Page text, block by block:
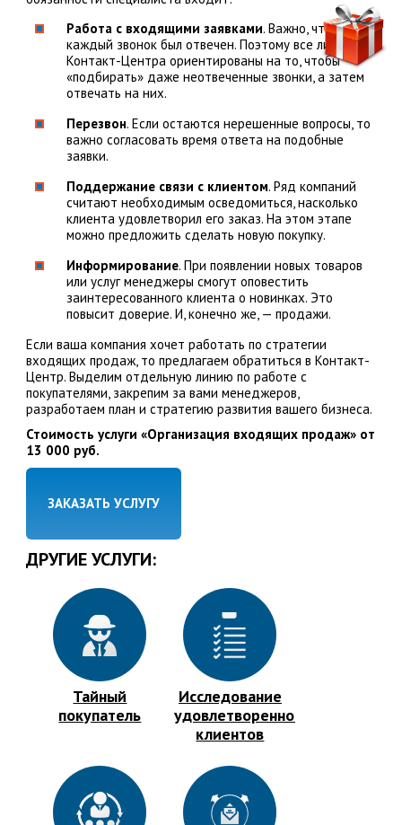
Работа с входящими заявками. Важно, чтобы
каждый звонок был отвечен. Поэтому все линии
Контакт-Центра ориентированы на то, чтобы
«подбирать» даже неотвеченные звонки, а затем
отвечать на них.
Перезвон. Если остаются нерешенные вопросы, то
важно согласовать время ответа на подобные
заявки.
Поддержание связи с клиентом. Ряд компаний
считают необходимым осведомиться, насколько
клиента удовлетворил его заказ. На этом этапе
можно предложить сделать новую покупку.
Информирование. При появлении новых товаров
или услуг менеджеры смогут оповестить
заинтересованного клиента о новинках. Это
повысит доверие. И, конечно же, — продажи.
Если ваша компания хочет работать по стратегии
входящих продаж, то предлагаем обратиться в Контакт-
Центр. Выделим отдельную линию по работе с
покупателями, закрепим за вами менеджеров,
разработаем план и стратегию развития вашего бизнеса.
Стоимость услуги «Организация входящих продаж» от
13 000 руб.
ЗАКАЗАТЬ УСЛУГУ
ДРУГИЕ УСЛУГИ:
Тайный
покупатель
Исследование
удовлетворенности
клиентов